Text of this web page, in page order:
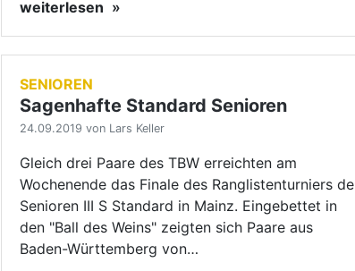
JUGEND
LM Jugend Standard in Ludwigsburg
Heute war der Tag der Standard-Jugend im TBW:
insgesamt 12 Medaillensets suchten ein neues
Zuhause. Angesagt waren die
Landesmeisterschaften der Kinder, Junioren und